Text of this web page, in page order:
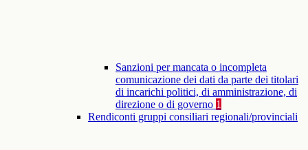
Sanzioni per mancata o incompleta
comunicazione dei dati da parte dei titolari
di incarichi politici, di amministrazione, di
direzione o di governo 1
Rendiconti gruppi consiliari regionali/provinciali